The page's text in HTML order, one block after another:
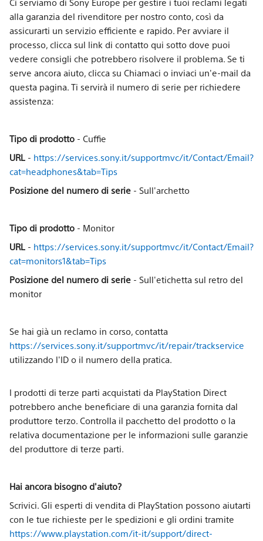
alla garanzia del rivenditore per nostro conto, così da
assicurarti un servizio efficiente e rapido. Per avviare il
processo, clicca sul link di contatto qui sotto dove puoi
vedere consigli che potrebbero risolvere il problema. Se ti
serve ancora aiuto, clicca su Chiamaci o inviaci un'e-mail da
questa pagina. Ti servirà il numero di serie per richiedere
assistenza:
Tipo di prodotto - Cuffie
URL - https://services.sony.it/supportmvc/it/Contact/Email?
cat=headphones&tab=Tips
Posizione del numero di serie - Sull'archetto
Tipo di prodotto - Monitor
URL - https://services.sony.it/supportmvc/it/Contact/Email?
cat=monitors1&tab=Tips
Posizione del numero di serie - Sull'etichetta sul retro del
monitor
Se hai già un reclamo in corso, contatta
https://services.sony.it/supportmvc/it/repair/trackservice
utilizzando l'ID o il numero della pratica.
I prodotti di terze parti acquistati da PlayStation Direct
potrebbero anche beneficiare di una garanzia fornita dal
produttore terzo. Controlla il pacchetto del prodotto o la
relativa documentazione per le informazioni sulle garanzie
del produttore di terze parti.
Hai ancora bisogno d'aiuto?
Scrivici. Gli esperti di vendita di PlayStation possono aiutarti
con le tue richieste per le spedizioni e gli ordini tramite
https://www.playstation.com/it-it/support/direct-